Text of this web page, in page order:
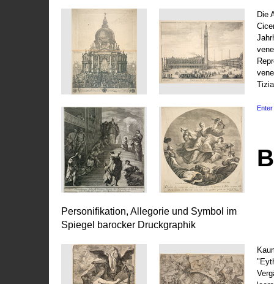
Die
Enter
Personifikation, Allegorie und Symbol im
Spiegel barocker Druckgraphik